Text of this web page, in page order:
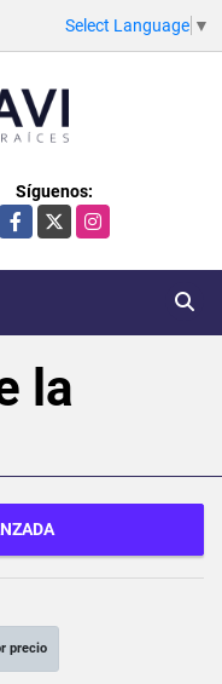
Select Language ▼
Síguenos:
Facebook
X Instagram
la
precio